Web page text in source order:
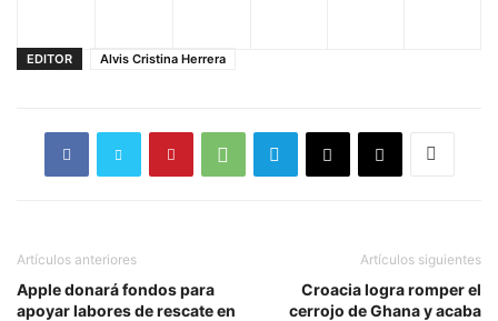
EDITOR Alvis Cristina Herrera
Artículos anteriores
Apple donará fondos para
apoyar labores de rescate en
Artículos siguientes
Croacia logra romper el
cerrojo de Ghana y acaba